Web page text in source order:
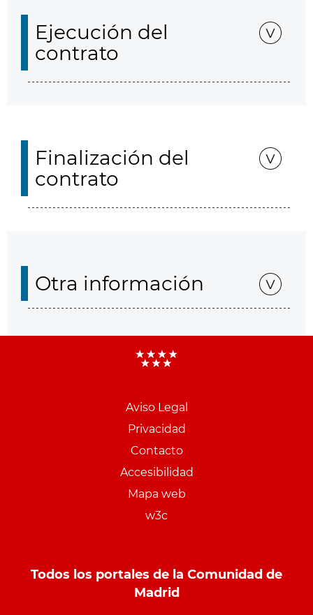
Ejecución del
contrato
Finalización del
contrato
Otra información
Aviso Legal
Privacidad
Contacto
Accesibilidad
Mapa web
w3c
Todos los portales de la Comunidad de
Madrid